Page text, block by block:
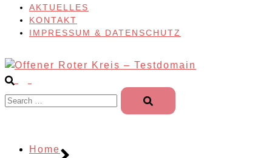
AKTUELLES
KONTAKT
IMPRESSUM & DATENSCHUTZ
Search…
Home